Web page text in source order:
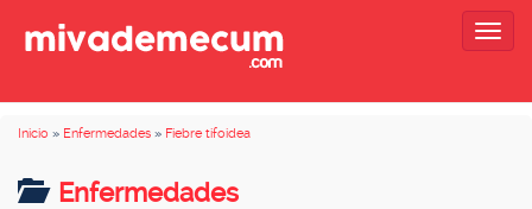
Inicio » Enfermedades » Fiebre tifoidea
Enfermedades